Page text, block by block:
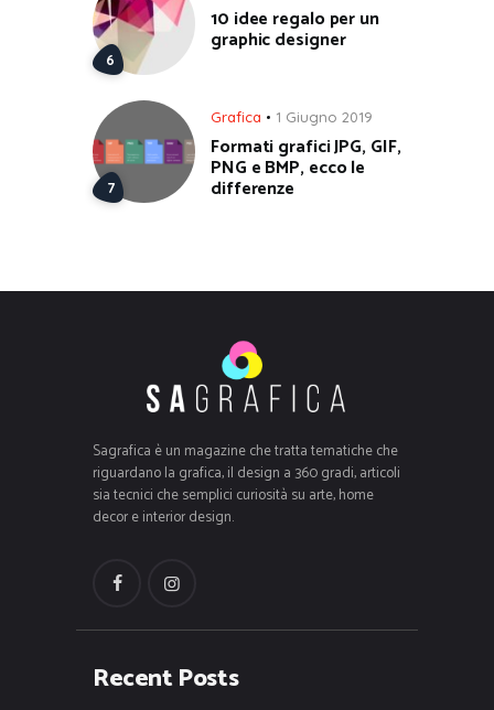
10 idee regalo per un
graphic designer
Grafica 1 Giugno 2019
Formati grafici JPG, GIF,
PNG e BMP, ecco le
differenze
Sagrafica è un magazine che tratta tematiche che
riguardano la grafica, il design a 360 gradi, articoli
sia tecnici che semplici curiosità su arte, home
decor e interior design.
Recent Posts